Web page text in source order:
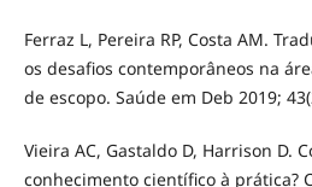
Ferraz L, Pereira RP, Costa AM.
os desafios contemporâneos na
de escopo. Saúde em Deb 2019;
Vieira AC, Gastaldo D, Harrison D.
conhecimento científico à prática?